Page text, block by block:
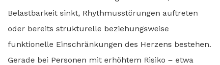
Belastbarkeit sinkt, Rhythmusstörungen auftreten
oder bereits strukturelle beziehungsweise
funktionelle Einschränkungen des Herzens bestehen.
Gerade bei Personen mit erhöhtem Risiko – etwa